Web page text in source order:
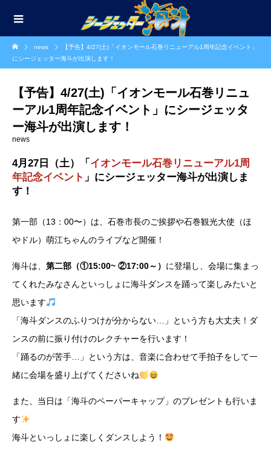
news
【予告】4/27(土)「イオンモール石巻リニューアル1周年記念イベント」
にシージェッター海斗が出演します！
【予告】4/27(土)「イオンモール石巻リニュ
ーアル1周年記念イベント」にシージェッタ
ー海斗が出演します！
news
4月27日（土）「 イオンモール石巻リニューアル1周
年記念イベント 」にシージェッター海斗が出演しま
す！
第一部（13：00〜）は、石巻市長のご挨拶や石巻観光大使（ほ
やドル）萌江ちゃんのライブなど開催！
海斗は、 第二部（①15:00~ ②17:00～） に登場し、会場に集まっ
てくれたみなさんといっしょに海斗ダンスを踊って楽しみたいと
思います
「海斗ダンスのふりつけが分からない…」という方も大丈夫！ダ
ンスの前に振り付けのレクチャーを行います！
「踊るのが苦手…」という方は、音楽に合わせて手拍子をして一
緒に会場を盛り上げてくださいね
また、当日は「海斗のペーパーキャップ」のプレゼントも行いま
す
海斗といっしょに楽しくダンスしよう！